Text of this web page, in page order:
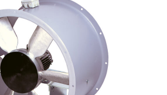
DETAILS